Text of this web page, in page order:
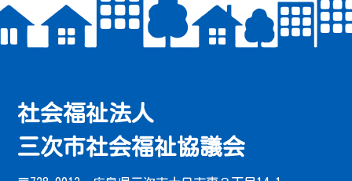
社会福祉法人
三次市社会福祉協議会